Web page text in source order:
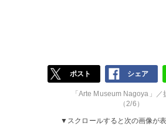
ポスト シェア
「Arte Museum Nagoya」／
（2/6）
▼スクロールすると次の画像が